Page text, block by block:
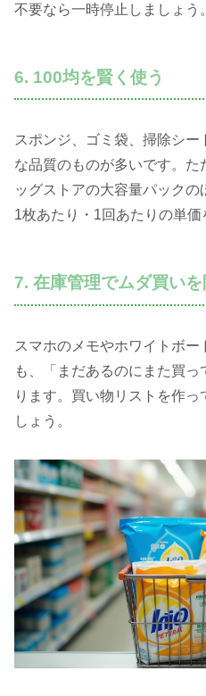
不要なら一時停止しましょう。
6. 100均を賢く使う
スポンジ、ゴミ袋、掃除シ
な品質のものが多いです。
ッグストアの大容量パックの
1枚あたり・1回あたりの単価
7. 在庫管理でムダ買いを
スマホのメモやホワイトボ
も、「まだあるのにまた買
ります。買い物リストを作
しょう。